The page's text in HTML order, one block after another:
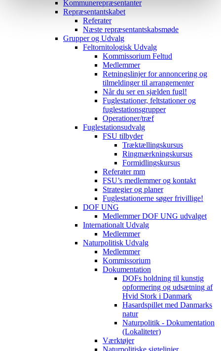
Kommunerepræsentanter
Repræsentantskabet
Referater
Næste repræsentantskabsmøde
Grupper og Udvalg
Feltornitologisk Udvalg
Kommissorium Feltud
Medlemmer
Retningslinjer for annoncering og
tilmeldinger til arrangementer
Når du ser en sjælden fugl!
Fuglestationer, feltstationer og
fuglestationsgrupper
Operationer/træf
Fuglestationsudvalg
FSU tilbyder
Træktællingskursus
Ringmærkningskursus
Formidlingskursus
Referater mm
FSU’s medlemmer og kontakt
Strategier og planer
Fuglestationerne søger frivillige!
DOF UNG
Medlemmer DOF UNG udvalget
Internationalt Udvalg
Medlemmer
Naturpolitisk Udvalg
Medlemmer
Kommissorium
Dokumentation
DOFs holdning til kunstig
opformering og udsætning af
Hvid Stork i Danmark
Hasardspillet med Danmarks
natur
Naturpolitik - Dokumentation
(Lokaliteter)
Værktøjer
Naturpolitiske sigtelinjer